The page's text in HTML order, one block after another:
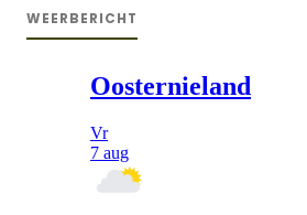
WEERBERICHT